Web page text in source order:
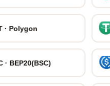
· Polygon
· BEP20(BSC)